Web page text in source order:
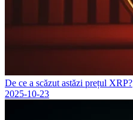
De ce a scăzut astăzi prețul XRP?
2025-10-23